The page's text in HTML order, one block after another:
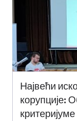
Највећи
корупције: